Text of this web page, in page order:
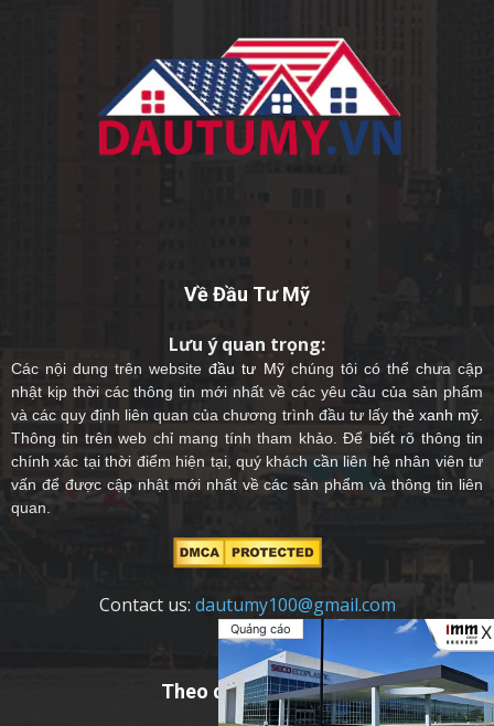
Quảng cáo X
Về Đầu Tư Mỹ
Lưu ý quan trọng:
Các nội dung trên websiteđầu tư Mỹchúng tôi có thể chưa cập
nhật kịp thời các thông tin mới nhất về các yêu cầu của sản phẩm
và các quy định liên quan của chương trình đầu tư lấy thẻ xanh mỹ
Thông tin trên web chỉ mang tính tham khảo. Để biết rõ thông tin
chính xác tại thời điểm hiện tại, quý khách cần liên hệ nhân viên tư
vấn để được cập nhật mới nhất về các sản phẩm và thông tin liên
quan.
Contact us: dautumy100@gmail.com
Theo dõi chúng tôi